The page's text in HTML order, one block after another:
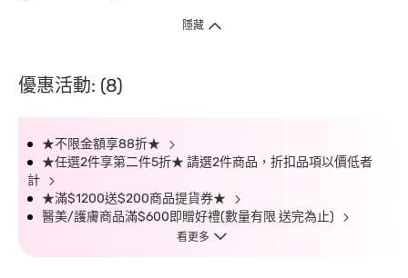
隱藏
優惠活動: (8)
★不限金額享88折★
★任選2件享第二件5折★ 請選2件商品，折扣品項以價低者
計
★滿$1200送$200商品提貨券★
醫美/護膚商品滿$600即贈好禮(數量有限 送完為止)
看更多